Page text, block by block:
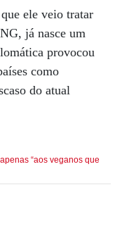
ele veio tratar
já nasce um
provocou
como
do atual
“aos veganos que